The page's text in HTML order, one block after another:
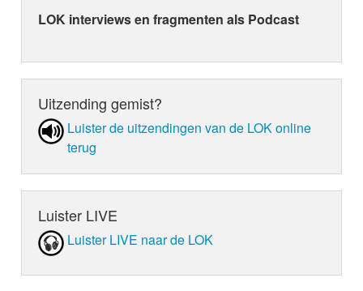
LOK interviews en fragmenten als Podcast
Uitzending gemist?
Luister de uit­zen­din­gen van de LOK online
terug
Luister LIVE
Luister LIVE naar de LOK